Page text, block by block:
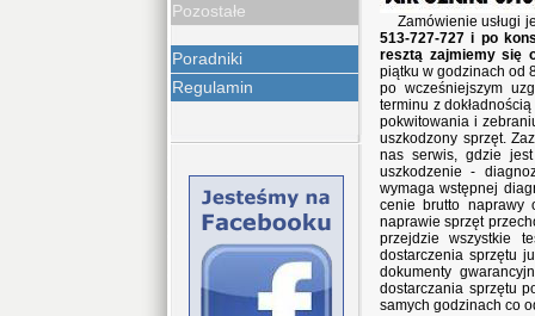
Pozostałe
Poradniki
Regulamin
Zamówienie usługi
513-727-727 i po
resztą zajmiemy się
piątku w godzinach od
po wcześniejszym
terminu z
pokwitowania i
uszkodzony sprzęt.
nas serwis, gdzie
uszkodzenie -
wymaga wstępnej
cenie brutto naprawy
naprawie sprzęt
przejdzie wszystkie
dostarczenia sprzętu
dokumenty
dostarczania sprzętu
samych godzinach co